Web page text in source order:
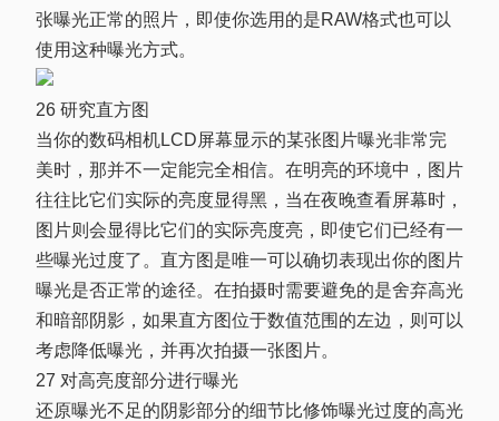
张曝光正常的照片，即使你选用的是RAW格式也可以
使用这种曝光方式。
26 研究直方图
当你的数码相机LCD屏幕显示的某张图片曝光非常完
美时，那并不一定能完全相信。在明亮的环境中，图片
往往比它们实际的亮度显得黑，当在夜晚查看屏幕时，
图片则会显得比它们的实际亮度亮，即使它们已经有一
些曝光过度了。直方图是唯一可以确切表现出你的图片
曝光是否正常的途径。在拍摄时需要避免的是舍弃高光
和暗部阴影，如果直方图位于数值范围的左边，则可以
考虑降低曝光，并再次拍摄一张图片。
27 对高亮度部分进行曝光
还原曝光不足的阴影部分的细节比修饰曝光过度的高光